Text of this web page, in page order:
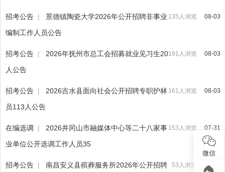
微信
08-03
135人浏览
招考公告 |
景德镇陶瓷大学2026年公开招聘非事业
编制工作人员公告
08-03
191人浏览
招考公告 |
2026年抚州市总工会招募就业见习生20
人公告
08-03
161人浏览
招考公告 |
2026吉水县面向社会公开招聘专职护林
员113人公告
07-31
153人浏览
在编选调 |
2026井冈山市融媒体中心等二十八家事
业单位公开选调工作人员35
07-31
53人浏览
招考公告 |
南昌安义县殡葬服务所2026年公开招聘